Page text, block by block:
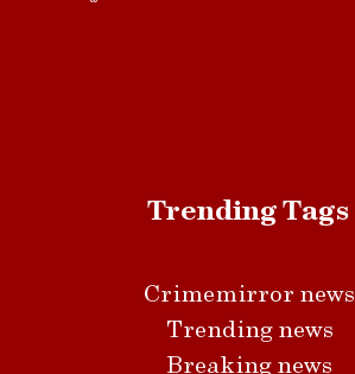
Trending Tags
Crimemirror news
Trending news
Breaking news